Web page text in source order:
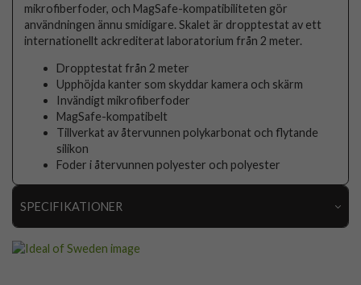
mikrofiberfoder, och MagSafe-kompatibiliteten gör
användningen ännu smidigare. Skalet är dropptestat av ett
internationellt ackrediterat laboratorium från 2 meter.
Dropptestat från 2 meter
Upphöjda kanter som skyddar kamera och skärm
Invändigt mikrofiberfoder
MagSafe-kompatibelt
Tillverkat av återvunnen polykarbonat och flytande
silikon
Foder i återvunnen polyester och polyester
SPECIFIKATIONER